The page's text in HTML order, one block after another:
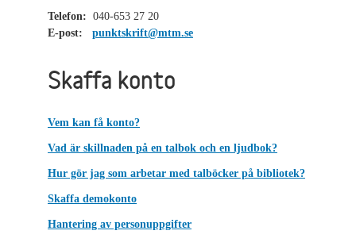
Telefon: 040-653 27 20
E-post:
punktskrift@mtm.se
Skaffa konto
Vem kan få konto?
Vad är skillnaden på en talbok och en ljudbok?
Hur gör jag som arbetar med talböcker på bibliotek?
Skaffa demokonto
Hantering av personuppgifter